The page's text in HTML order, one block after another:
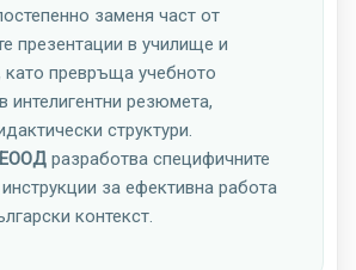
заменя част от
презентации в училище и
като превръща учебното
резюмета,
структури.
ЕООД разработва специфичните
за ефективна работа
контекст.